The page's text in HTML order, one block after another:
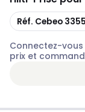
Copier
Réf. Cebeo
Connectez-
prix et